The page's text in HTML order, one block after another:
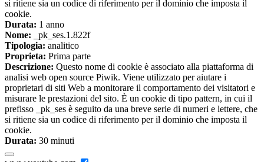
si ritiene sia un codice di riferimento per il dominio che imposta il
cookie.
Durata: 1 anno
Nome: _pk_ses.1.822f
Tipologia: analitico
Proprieta: Prima parte
Descrizione: Questo nome di cookie è associato alla piattaforma di
analisi web open source Piwik. Viene utilizzato per aiutare i
proprietari di siti Web a monitorare il comportamento dei visitatori e
misurare le prestazioni del sito. È un cookie di tipo pattern, in cui il
prefisso _pk_ses è seguito da una breve serie di numeri e lettere, che
si ritiene sia un codice di riferimento per il dominio che imposta il
cookie.
Durata: 30 minuti